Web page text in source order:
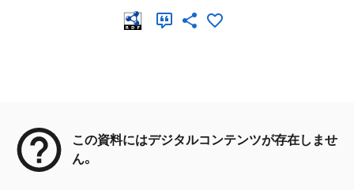
この資料にはデジタルコンテンツが存在しませ
ん。